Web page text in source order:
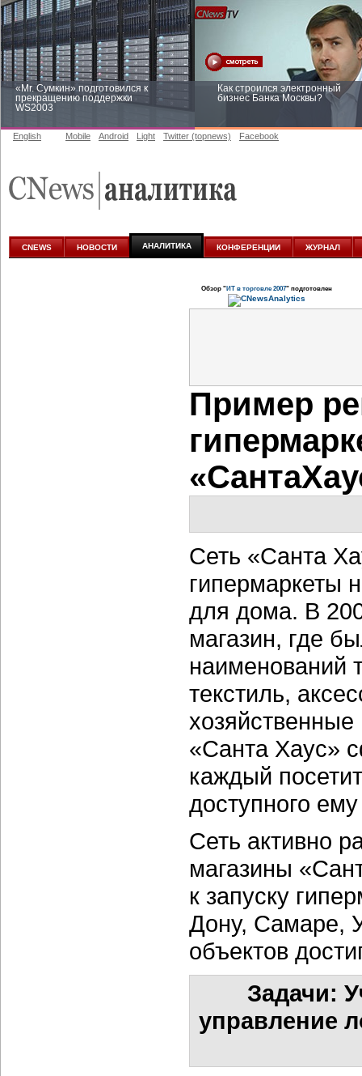
«Mr. Сумкин» подготовился к
прекращению поддержки
WS2003
Как строился электронный
бизнес Банка Москвы?
аналитике
English Mobile Android Light Twitter (topnews) Facebook
CNEWS НОВОСТИ АНАЛИТИКА КОНФЕРЕНЦИИ ЖУРНАЛ
Обзор "ИТ в торговле 2007" подготовлен
Пример
Сеть «Санта
гипермаркеты
для дома. В
магазин, где
наименований
текстиль,
«Санта Хаус»
каждый
доступного
Сеть активно
магазины
к запуску
Дону, Самаре,
объектов
Задачи:
управление